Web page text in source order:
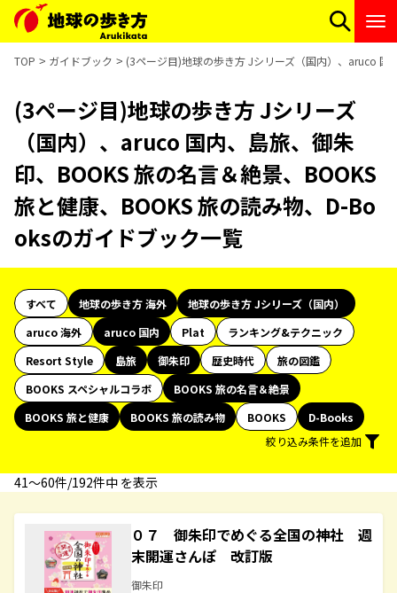
TOP ガイドブック (3ページ目)地球の歩き方 Jシリーズ（国内）、aruco 国
(3ページ目)地球の歩き方 Jシリーズ
（国内）、aruco 国内、島旅、御朱
印、BOOKS 旅の名言＆絶景、BOOKS
旅と健康、BOOKS 旅の読み物、D-Bo
oksのガイドブック一覧
すべて 地球の歩き方 海外
地球の歩き方 Jシリーズ（国内）
aruco 海外
aruco 国内 Plat
ランキング&テクニック
Resort Style
島旅 御朱印 歴史時代
旅の図鑑
BOOKS スペシャルコラボ
BOOKS 旅の名言＆絶景
BOOKS 旅と健康
BOOKS 旅の読み物 BOOKS
D-Books
絞り込み条件を追加
41〜60件/192件中 を表示
０７ 御朱印でめぐる全国の神社 週
末開運さんぽ 改訂版
御朱印